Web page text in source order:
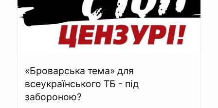
«Броварська тема» для
всеукраїнського ТБ - під
забороною?